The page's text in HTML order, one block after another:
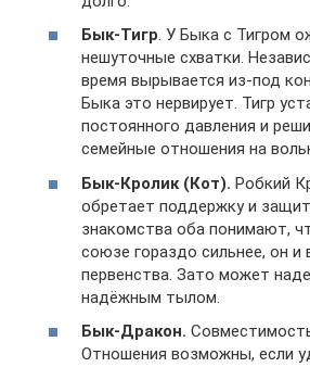
Бык-Тигр. У Быка с Тигром
нешуточные схватки.
время вырывается из-под
Быка это нервирует. Тигр
постоянного давления и
семейные отношения на
Бык-Кролик (Кот). Робкий
обретает поддержку и
знакомства оба понимают,
союзе гораздо сильнее, он и
первенства. Зато может
надёжным тылом.
Бык-Дракон.
Отношения возможны, если